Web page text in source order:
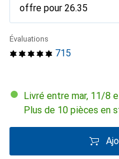
offre pour CHF
26.35
715
Évaluations
Livré entre mar, 11/8
Plus de 10 pièces en